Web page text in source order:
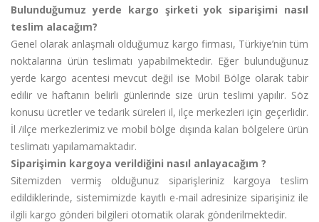
Bulunduğumuz yerde kargo şirketi yok siparişimi nasıl
teslim alacağım?
Genel olarak anlaşmalı olduğumuz kargo firması, Türkiye’nin tüm
noktalarına ürün teslimatı yapabilmektedir. Eğer bulunduğunuz
yerde kargo acentesi mevcut değil ise Mobil Bölge olarak tabir
edilir ve haftanın belirli günlerinde size ürün teslimi yapılır. Söz
konusu ücretler ve tedarik süreleri il, ilçe merkezleri için geçerlidir.
İl /ilçe merkezlerimiz ve mobil bölge dışında kalan bölgelere ürün
teslimatı yapılamamaktadır.
Siparişimin kargoya verildiğini nasıl anlayacağım ?
Sitemizden vermiş olduğunuz siparişleriniz kargoya teslim
edildiklerinde, sistemimizde kayıtlı e-mail adresinize siparişiniz ile
ilgili kargo gönderi bilgileri otomatik olarak gönderilmektedir.